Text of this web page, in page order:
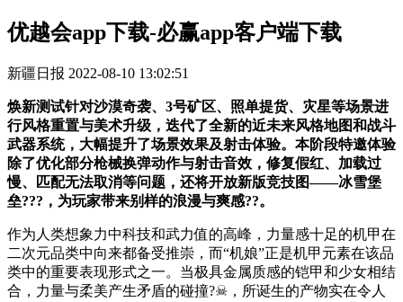
优越会app下载-必赢app客户端下载
新疆日报 2022-08-10 13:02:51
焕新测试针对沙漠奇袭、3号矿区、照单提货、灾星等场景进
行风格重置与美术升级，迭代了全新的近未来风格地图和战斗
武器系统，大幅提升了场景效果及射击体验。本阶段特邀体验
除了优化部分枪械换弹动作与射击音效，修复假红、加载过
慢、匹配无法取消等问题，还将开放新版竞技图——冰雪堡
垒???，为玩家带来别样的浪漫与爽感??。
作为人类想象力中科技和武力值的高峰，力量感十足的机甲在
二次元品类中向来都备受推崇，而“机娘”正是机甲元素在该品
类中的重要表现形式之一。当极具金属质感的铠甲和少女相结
合，力量与柔美产生矛盾的碰撞?☠，所诞生的产物实在令人